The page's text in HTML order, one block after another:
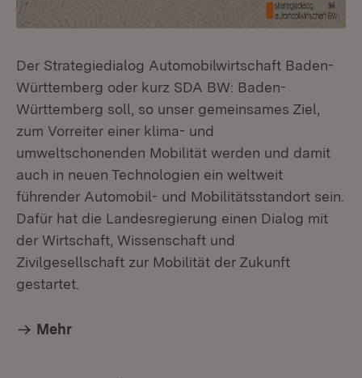
Der Strategiedialog Automobilwirtschaft Baden-
Württemberg oder kurz SDA BW: Baden-
Württemberg soll, so unser gemeinsames Ziel,
zum Vorreiter einer klima- und
umweltschonenden Mobilität werden und damit
auch in neuen Technologien ein weltweit
führender Automobil- und Mobilitätsstandort sein.
Dafür hat die Landesregierung einen Dialog mit
der Wirtschaft, Wissenschaft und
Zivilgesellschaft zur Mobilität der Zukunft
gestartet.
Mehr